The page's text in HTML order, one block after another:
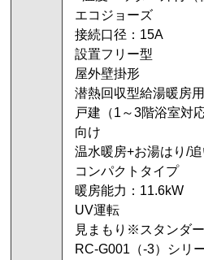
エコジョーズ
接続口径：15A
設置フリー型
屋外壁掛形
潜熱回収型給湯暖房
戸建（1～3階浴室対
向け
温水暖房+お湯はり/
コンパクトタイプ
暖房能力：11.6kW
UV運転
見まもり※スタンダ
RC-G001（-3）シリ